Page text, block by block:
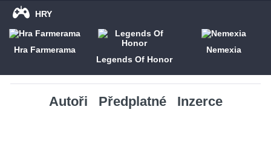
HRY
Hra Farmerama
Legends Of Honor
Nemexia
Autoři Předplatné Inzerce